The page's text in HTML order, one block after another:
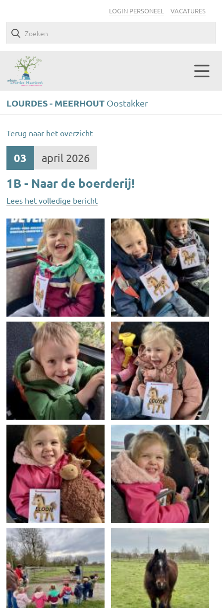
LOGIN PERSONEEL VACATURES
LOURDES - MEERHOUT Oostakker
Terug naar het overzicht
03 april 2026
1B - Naar de boerderij!
Lees het volledige bericht